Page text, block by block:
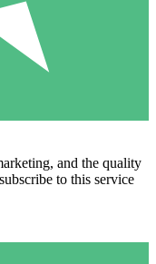
and the quality
to this service